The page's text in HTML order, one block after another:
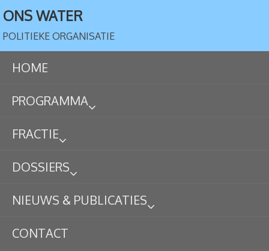
ONS WATER
POLITIEKE ORGANISATIE
HOME
PROGRAMMA
FRACTIE
DOSSIERS
NIEUWS & PUBLICATIES
CONTACT